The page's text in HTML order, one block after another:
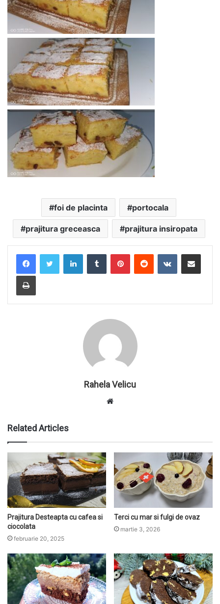
foi de placinta portocala
prajitura greceasca prajitura insiropata
Rahela Velicu
t
e
Related Articles
Prajitura Desteapta cu cafea si
ciocolata
februarie 20, 2025
Terci cu mar si fulgi de ovaz
martie 3, 2026